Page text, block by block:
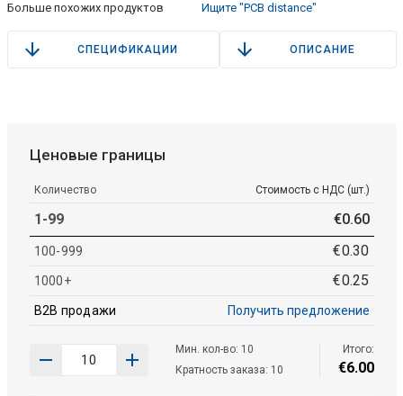
Больше похожих продуктов
Ищите "PCB distance"
СПЕЦИФИКАЦИИ ОПИСАНИЕ
Ценовые границы
Количество Стоимость с НДС (шт.)
1-99 €0.60
100-999 €0.30
1000+ €0.25
B2B продажи Получить предложение
Мин. кол-во: 10
Кратность заказа: 10
Итого:
€6.00